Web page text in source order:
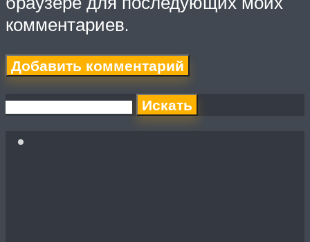
комментариев.
Искать